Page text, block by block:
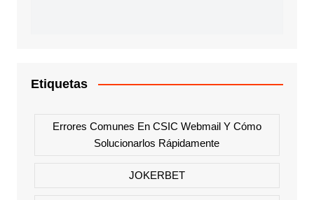
Etiquetas
Errores Comunes En CSIC Webmail Y Cómo
Solucionarlos Rápidamente
JOKERBET